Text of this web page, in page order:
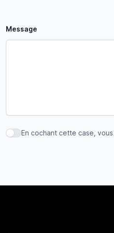
Message
En cochant cette case, vous
En cochant cette case,